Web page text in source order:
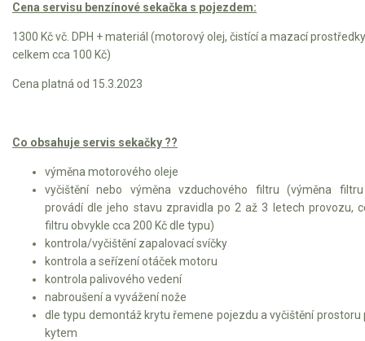
Cena servisu benzínové sekačka s pojezdem:
1300 Kč vč. DPH + materiál (motorový olej, čistící a mazací prostředky
celkem cca 100 Kč)
Cena platná od 15.3.2023
Co obsahuje servis sekačky ??
výměna motorového oleje
vyčištění nebo výměna vzduchového filtru (výměna
provádí dle jeho stavu zpravidla po 2 až 3 letech provozu,
filtru obvykle cca 200 Kč dle typu)
kontrola/vyčištění zapalovací svíčky
kontrola a seřízení otáček motoru
kontrola palivového vedení
nabroušení a vyvážení nože
dle typu demontáž krytu řemene pojezdu a vyčištění prostoru
kytem